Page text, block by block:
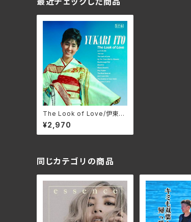
The Look of Love/伊東ゆ
かり SWAX-1021C
¥2,970
同じカテゴリの商品